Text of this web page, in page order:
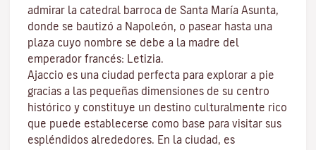
admirar la catedral barroca de Santa María Asunta,
donde se bautizó a Napoleón, o pasear hasta una
plaza cuyo nombre se debe a la madre del
emperador francés: Letizia.
Ajaccio es una ciudad perfecta para explorar a pie
gracias a las pequeñas dimensiones de su centro
histórico y constituye un destino culturalmente rico
que puede establecerse como base para visitar sus
espléndidos alrededores. En la ciudad, es